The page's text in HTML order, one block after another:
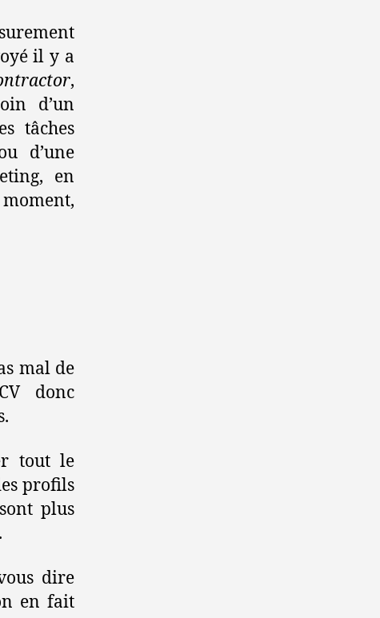
il y a
,
d’un
tâches
d’une
en
mal de
donc
tout le
profils
plus
dire
en fait